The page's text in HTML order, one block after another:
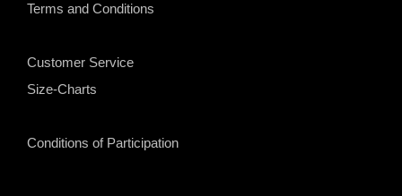
Terms and Conditions
Customer Service
Size-Charts
Conditions of Participation